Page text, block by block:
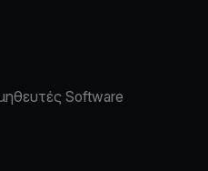
Software